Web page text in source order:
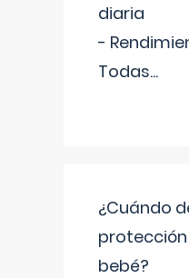
diaria
-
Todas...
¿Cuándo
bebé?